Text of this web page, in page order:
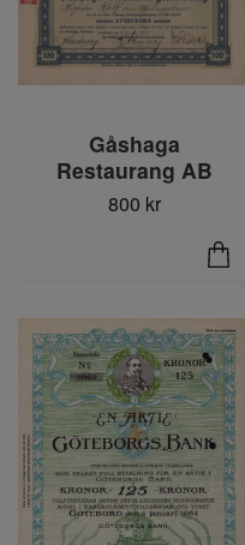
Gåshaga
Restaurang AB
800 kr